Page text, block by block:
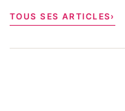
TOUS SES ARTICLES